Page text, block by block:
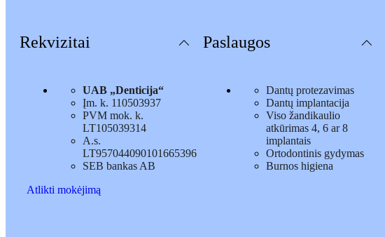
Rekvizitai
UAB „Denticija“
Įm. k. 110503937
PVM mok. k.
LT105039314
A.s.
LT957044090101665396
SEB bankas AB
Atlikti mokėjimą
Paslaugos
Dantų protezavimas
Dantų implantacija
Viso žandikaulio
atkūrimas 4, 6 ar 8
implantais
Ortodontinis gydymas
Burnos higiena